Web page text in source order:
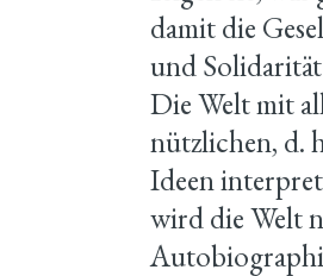
damit die
und
Die Welt mit
nützlichen, d.
Ideen
wird die Welt